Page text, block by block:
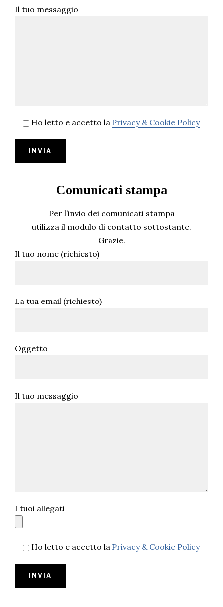
Il tuo messaggio
Ho letto e accetto la Privacy & Cookie Policy
Comunicati stampa
Per l’invio dei comunicati stampa
utilizza il modulo di contatto sottostante.
Grazie.
Il tuo nome (richiesto)
La tua email (richiesto)
Oggetto
Il tuo messaggio
I tuoi allegati
Ho letto e accetto la Privacy & Cookie Policy